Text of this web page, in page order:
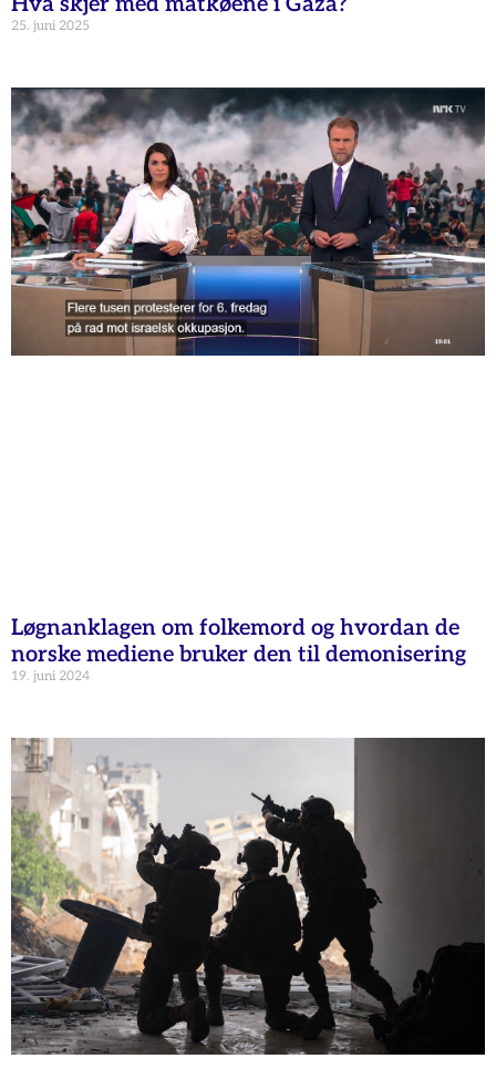
25. juni 2025
Løgnanklagen om folkemord og hvordan de
norske mediene bruker den til demonisering
19. juni 2024